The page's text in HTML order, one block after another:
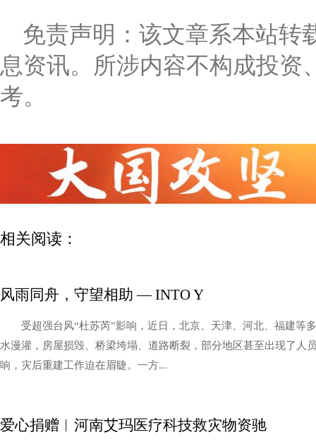
免责声明：该文章系本站转
息资讯。所涉内容不构成投资
考。
相关阅读：
风雨同舟，守望相助 — INTO Y
受超强台风“杜苏芮”影响，近日，北京、天津、河北、福建等
水漫灌，房屋损毁、桥梁垮塌、道路断裂，部分地区甚至出现了人
响，灾后重建工作迫在眉睫。一方...
爱心捐赠︱河南艾玛医疗科技救灾物资驰